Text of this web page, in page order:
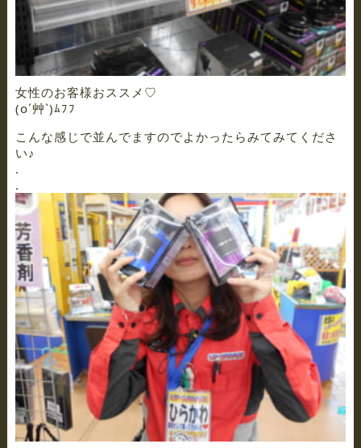
女性のお客様おススメ♡
(o´艸`)ﾑﾌﾌ
こんな感じで並んでますのでよかったらみてみてくださ
い♪
.
.